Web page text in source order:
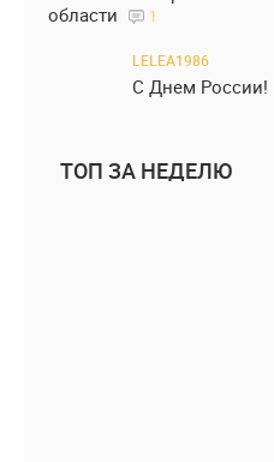
области
1
LELEA1986
С Днем России!
ТОП ЗА НЕДЕЛЮ